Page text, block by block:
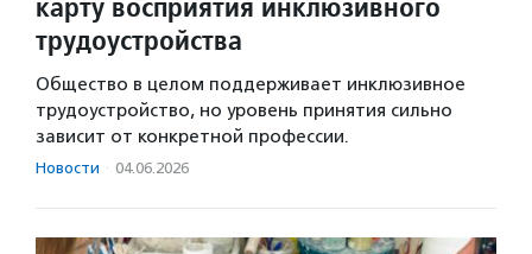
трудоустройства
Общество в целом поддерживает инклюзивное
трудоустройство, но уровень принятия сильно
зависит от конкретной профессии.
Новости · 04.06.2026